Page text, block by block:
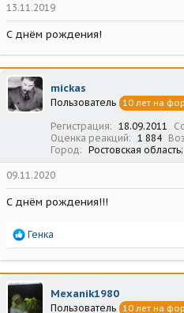
13.11.2019
С днём рождения!
mickas
Пользователь 10 лет на
Регистрация 18.09.2011
Оценка реакций
1 884
Город
Ростовская
09.11.2020
С днём рождения!!!
Р
а
к
ц
и
и
Генка
Mexanik1980
Пользователь 10 лет на